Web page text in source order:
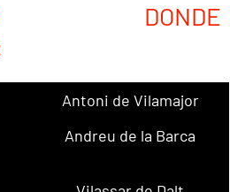
DONDE
Antoni de Vilamajor
Andreu de la Barca